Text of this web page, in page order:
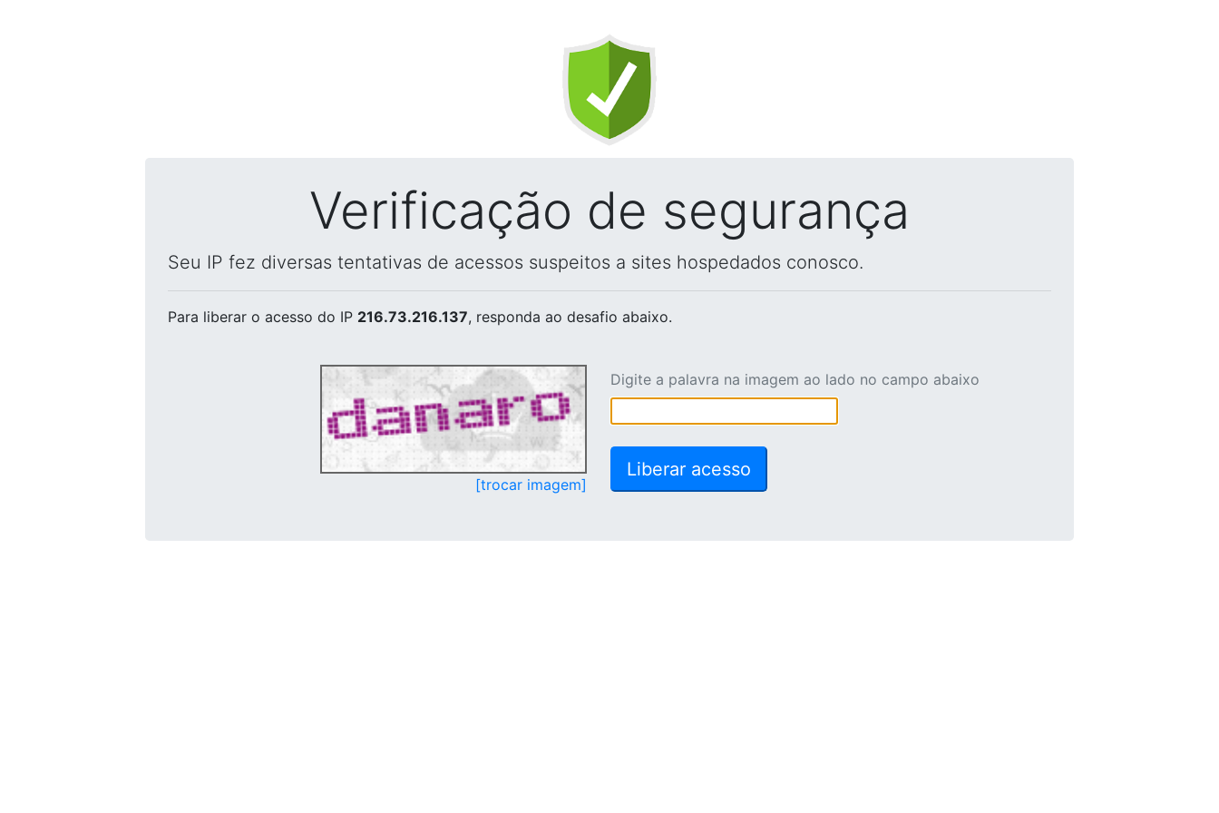
Verificação de segurança
Seu IP fez diversas tentativas de acessos suspeitos a sites hospedados conosco.
Para liberar o acesso do IP 216.73.216.137, responda ao desafio abaixo.
[trocar imagem]
Digite a palavra na imagem ao lado no campo abaixo